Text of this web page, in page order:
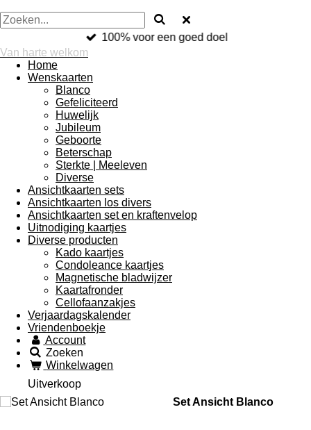
100% voor een goed doel
Van harte welkom
Home
Wenskaarten
Blanco
Gefeliciteerd
Huwelijk
Jubileum
Geboorte
Beterschap
Sterkte | Meeleven
Diverse
Ansichtkaarten sets
Ansichtkaarten los divers
Ansichtkaarten set en kraftenvelop
Uitnodiging kaartjes
Diverse producten
Kado kaartjes
Condoleance kaartjes
Magnetische bladwijzer
Kaartafronder
Cellofaanzakjes
Verjaardagskalender
Vriendenboekje
Account
Zoeken
Winkelwagen
Uitverkoop
Set Ansicht Blanco